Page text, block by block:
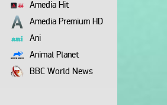
Amedia Hit
Amedia Premium HD
Ani
Animal Planet
BBC World News